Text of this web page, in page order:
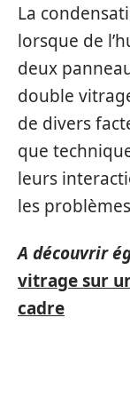
La
lorsque de
deux
double
de divers
que
leurs
les
A découvrir
vitrage sur
cadre